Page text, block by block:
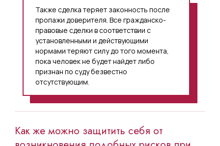
Также сделка теряет законность после
пропажи доверителя. Все гражданско-
правовые сделки в соответствии с
установленными и действующими
нормами теряют силу до того момента,
пока человек не будет найдет либо
признан по суду безвестно
отсутствующим.
Как же можно защитить себя от